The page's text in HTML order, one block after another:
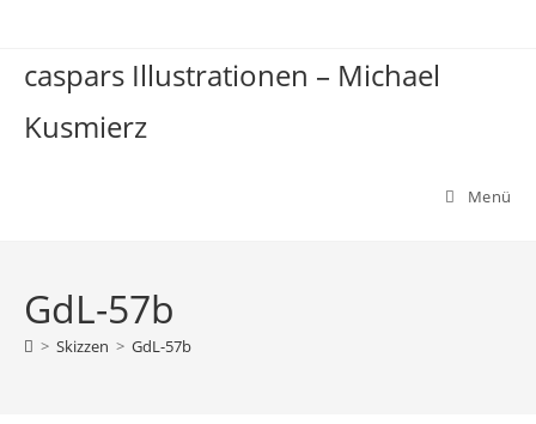
springen
caspars Illustrationen – Michael
Kusmierz
Menü
GdL-57b
> Skizzen > GdL-57b